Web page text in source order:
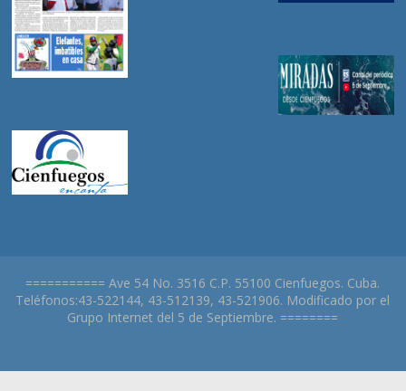
=========== Ave 54 No. 3516 C.P. 55100 Cienfuegos. Cuba.
Teléfonos:43-522144, 43-512139, 43-521906. Modificado por el
Grupo Internet del 5 de Septiembre. ========